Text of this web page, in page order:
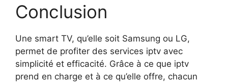
Conclusion
Une smart TV, qu’elle soit Samsung ou LG,
permet de profiter des services iptv avec
simplicité et efficacité. Grâce à ce que iptv
prend en charge et à ce qu’elle offre, chacun